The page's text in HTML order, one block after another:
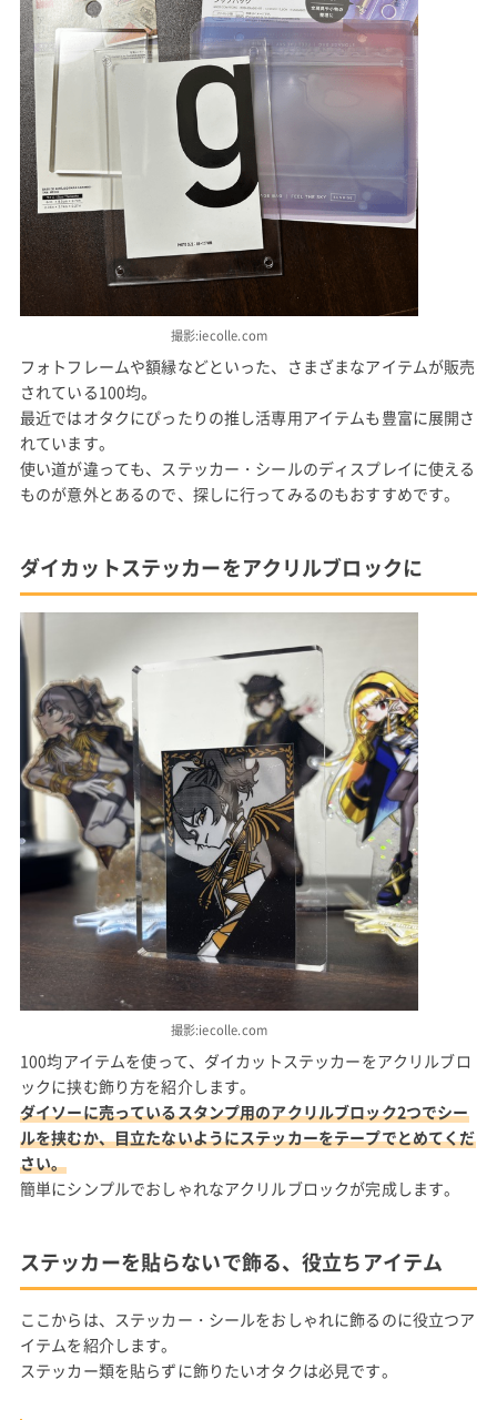
撮影:iecolle.com
フォトフレームや額縁などといった、さまざまなアイテムが販売
されている100均。
最近ではオタクにぴったりの推し活専用アイテムも豊富に展開さ
れています。
使い道が違っても、ステッカー・シールのディスプレイに使える
ものが意外とあるので、探しに行ってみるのもおすすめです。
ダイカットステッカーをアクリルブロックに
撮影:iecolle.com
100均アイテムを使って、ダイカットステッカーをアクリルブロ
ックに挟む飾り方を紹介します。
ダイソーに売っているスタンプ用のアクリルブロック2つでシー
ルを挟むか、目立たないようにステッカーをテープでとめてくだ
さい。
簡単にシンプルでおしゃれなアクリルブロックが完成します。
ステッカーを貼らないで飾る、役立ちアイテム
ここからは、ステッカー・シールをおしゃれに飾るのに役立つア
イテムを紹介します。
ステッカー類を貼らずに飾りたいオタクは必見です。